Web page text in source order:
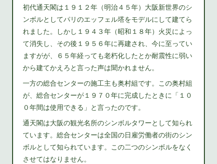
初代通天閣は１９１２年（明治４５年）大阪新世界のシ
ンボルとしてパリのエッフェル塔をモデルにして建てら
れました。しかし１９４３年（昭和１８年）火災によっ
て消失し、その後１９５６年に再建され、今に至ってい
ますがが、６５年経っても老朽化したとか耐震性に弱い
から建てかえろと言った声は聞かれません。
一方の総合センターの施工主も奥村組です。この奥村組
が、総合センターが１９７０年に完成したときに「１０
０年間は使用できる」と言ったのです。
通天閣は大阪の観光名所のシンボルタワーとして知られ
ています。総合センターは全国の日雇労働者の街のシン
ボルとして知られています。この二つのシンボルをなく
させてはなりません。